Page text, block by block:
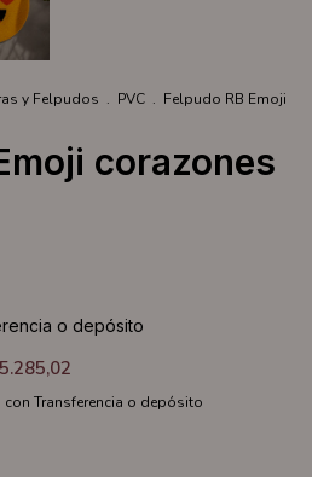
y Felpudos . PVC . Felpudo RB Emoji
corazones
o depósito
Transferencia o depósito